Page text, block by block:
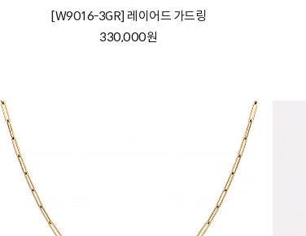
[W9016-3GR] 레이어드 가드링
330,000원